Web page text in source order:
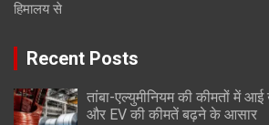
हिमालय से
Recent Posts
तांबा-एल्युमीनियम की कीमतों में
और EV की कीमतें बढ़ने के आसार